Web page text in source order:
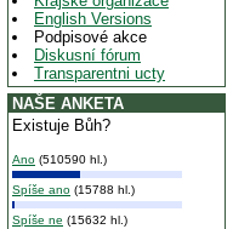
English Versions
Podpisové akce
Diskusní fórum
Transparentni ucty
NAŠE ANKETA
Existuje Bůh?
Ano (510590 hl.)
Spíše ano (15788 hl.)
Spíše ne (15632 hl.)